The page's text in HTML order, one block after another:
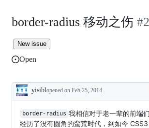
border-radius 移动之伤 #2
New issue
Open
Description
yisiblopened on Feb 25, 2014
border-radius 我相信对于老一辈的前端
经历了没有圆角的蛮荒时代，到如今